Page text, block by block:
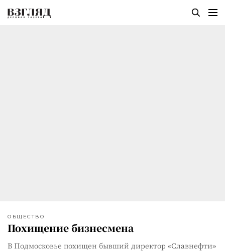
ОБЩЕСТВО
Похищение бизнесмена
В Подмосковье похищен бывший директор «Славнефти»